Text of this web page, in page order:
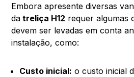
Embora apresente diversas
da treliça H12 requer algumas
devem ser levadas em conta
instalação, como:
Custo inicial: o custo inicial